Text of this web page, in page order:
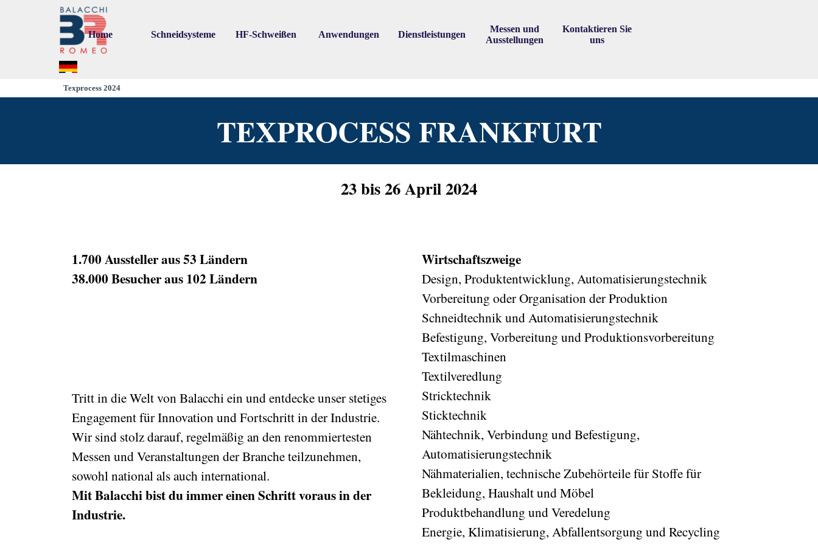
Home ▼
Schneidsysteme ▼
HF-Schweißen ▼
Anwendungen ▼
Dienstleistungen ▼
Messen und
Ausstellungen
▼
Kontaktieren Sie
uns
Texprocess 2024
TEXPROCESS FRANKFURT
23 bis 26 April 2024
1.700 Aussteller aus 53 Ländern
38.000 Besucher aus 102 Ländern
Tritt in die Welt von Balacchi ein und entdecke unser stetiges
Engagement für Innovation und Fortschritt in der Industrie.
Wir sind stolz darauf, regelmäßig an den renommiertesten
Messen und Veranstaltungen der Branche teilzunehmen,
sowohl national als auch international.
Mit Balacchi bist du immer einen Schritt voraus in der
Industrie.
Wirtschaftszweige
Design, Produktentwicklung, Automatisierungstechnik
Vorbereitung oder Organisation der Produktion
Schneidtechnik und Automatisierungstechnik
Befestigung, Vorbereitung und Produktionsvorbereitung
Textilmaschinen
Textilveredlung
Stricktechnik
Sticktechnik
Nähtechnik, Verbindung und Befestigung,
Automatisierungstechnik
Nähmaterialien, technische Zubehörteile für Stoffe für
Bekleidung, Haushalt und Möbel
Produktbehandlung und Veredelung
Energie, Klimatisierung, Abfallentsorgung und Recycling